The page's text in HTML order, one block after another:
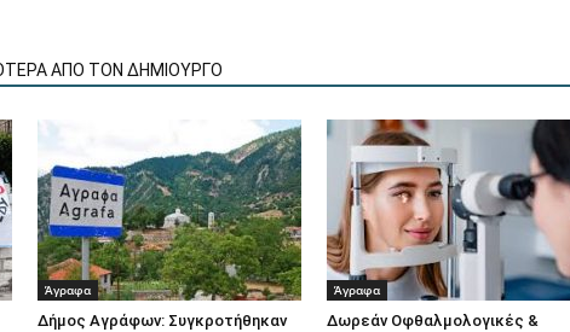
ΑΠΟ ΤΟΝ ΔΗΜΙΟΥΡΓΟ
Άγραφα
Δήμος Αγράφων: Συγκροτήθηκαν
Άγραφα
Δωρεάν Οφθαλμολογικές &